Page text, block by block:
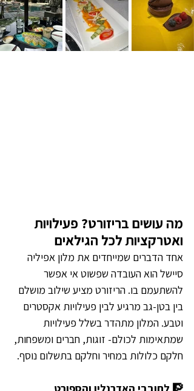
מה עושים בריזורט? פעילויות
ואטרקציות לכל הגילאים
אחד הדברים שמייחדים את מלון אפיליה
סיישל הוא העובדה שפשוט אי אפשר
להשתעמם בו. הריזורט מציע שילוב מושלם
בין בטן-גב מרגיע לבין פעילויות אקסטרים
וטבע. המלון מתהדר בשלל פעילויות
שמתאימות לכולם- זוגות, חברים ומשפחות,
חלקם כלולות במחיר וחלקם בתשלום נוסף.